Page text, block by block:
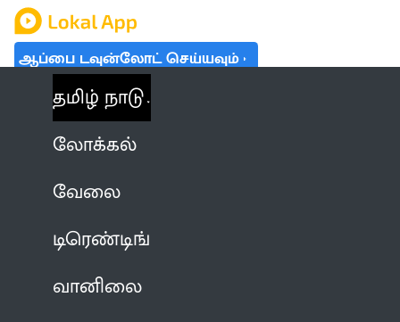
ஆப்பை டவுன்லோட் செய்யவும்
தமிழ் நாடு
லோக்கல்
வேலை
டிரெண்டிங்
வானிலை